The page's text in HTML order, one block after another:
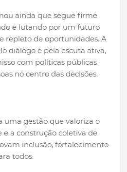
ainda que segue firme
e lutando por um futuro
repleto de oportunidades. A
diálogo e pela escuta ativa,
com políticas públicas
no centro das decisões.
uma gestão que valoriza o
a construção coletiva de
inclusão, fortalecimento
todos.